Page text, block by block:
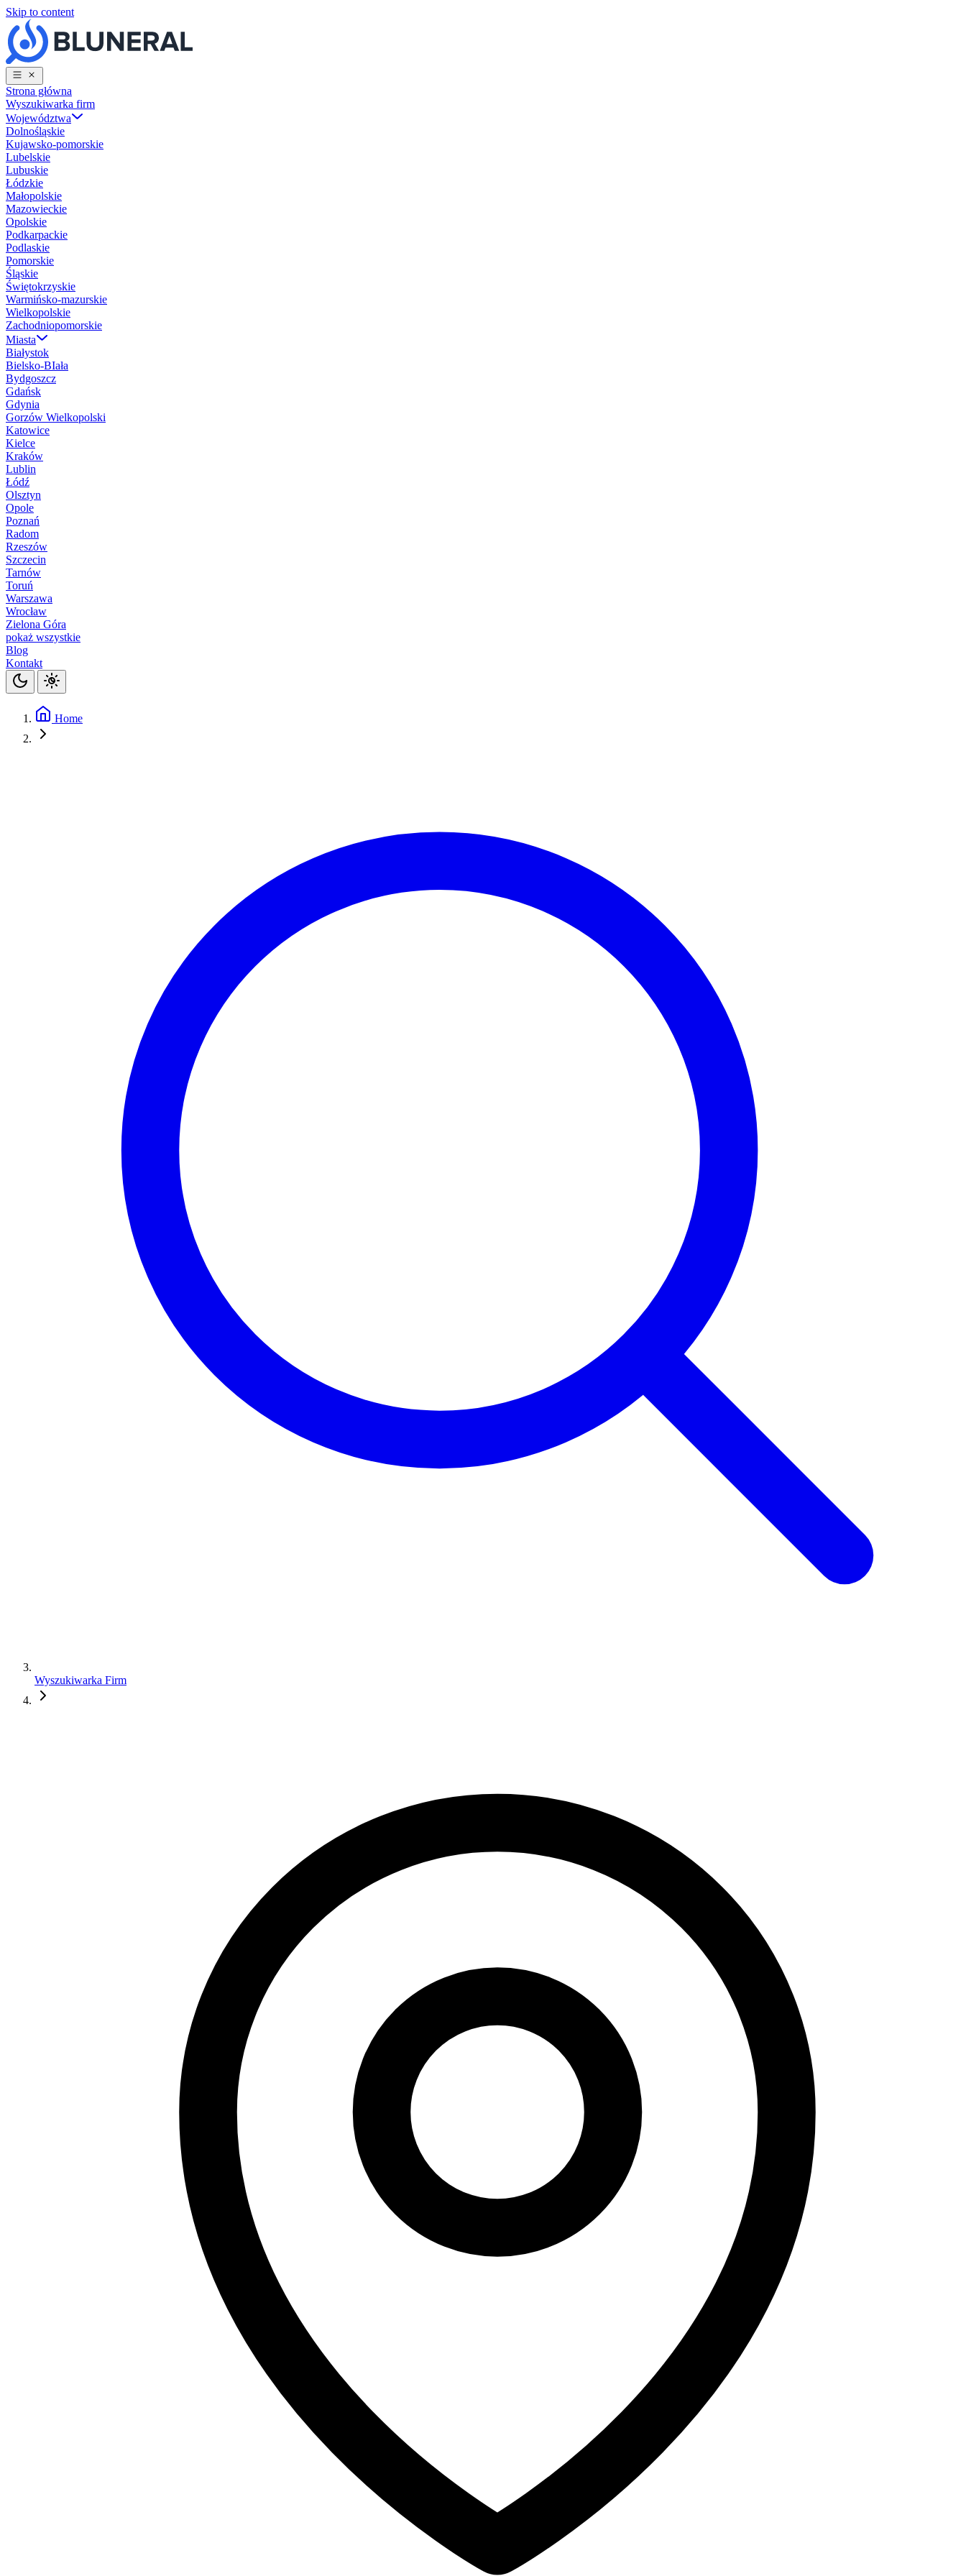
Skip to content
Strona główna
Wyszukiwarka firm
Województwa
Dolnośląskie
Kujawsko-pomorskie
Lubelskie
Lubuskie
Łódzkie
Małopolskie
Mazowieckie
Opolskie
Podkarpackie
Podlaskie
Pomorskie
Śląskie
Świętokrzyskie
Warmińsko-mazurskie
Wielkopolskie
Zachodniopomorskie
Miasta
Białystok
Bielsko-BIała
Bydgoszcz
Gdańsk
Gdynia
Gorzów Wielkopolski
Katowice
Kielce
Kraków
Lublin
Łódź
Olsztyn
Opole
Poznań
Radom
Rzeszów
Szczecin
Tarnów
Toruń
Warszawa
Wrocław
Zielona Góra
pokaż wszystkie
Blog
Kontakt
Home
Wyszukiwarka Firm